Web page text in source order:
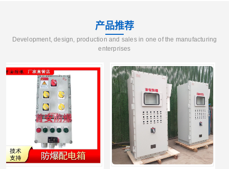
产品推荐
Development, design, production and sales in one of the manufacturing
enterprises